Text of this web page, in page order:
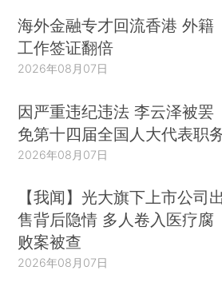
海外金融专才回流香港 外籍
工作签证翻倍
2026年08月07日
因严重违纪违法 李云泽被罢
免第十四届全国人大代表职
2026年08月07日
【我闻】光大旗下上市公司出
售背后隐情 多人卷入医疗腐
败案被查
2026年08月07日